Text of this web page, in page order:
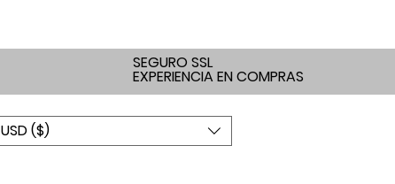
SEGURO SSL
EXPERIENCIA EN COMPRAS
USD ($)